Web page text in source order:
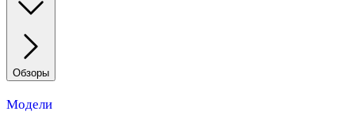
Обзоры
Модели